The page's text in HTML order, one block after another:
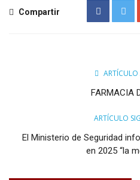
Compartir
ARTÍCULO
FARMACIA
ARTÍCULO
El Ministerio de Seguridad
en 2025 “la